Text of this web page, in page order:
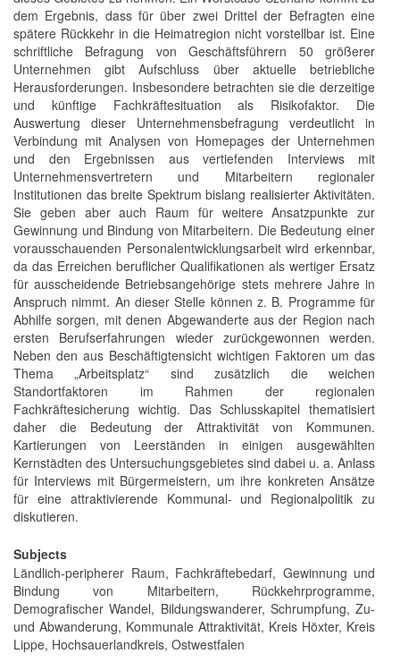
dem Ergebnis, dass für über zwei Drittel der Befragten eine
spätere Rückkehr in die Heimatregion nicht vorstellbar ist. Eine
schriftliche Befragung von Geschäftsführern 50 größerer
Unternehmen gibt Aufschluss über aktuelle betriebliche
Herausforderungen. Insbesondere betrachten sie die derzeitige
und künftige Fachkräftesituation als Risikofaktor. Die
Auswertung dieser Unternehmensbefragung verdeutlicht in
Verbindung mit Analysen von Homepages der Unternehmen
und den Ergebnissen aus vertiefenden Interviews mit
Unternehmensvertretern und Mitarbeitern regionaler
Institutionen das breite Spektrum bislang realisierter Aktivitäten.
Sie geben aber auch Raum für weitere Ansatzpunkte zur
Gewinnung und Bindung von Mitarbeitern. Die Bedeutung einer
vorausschauenden Personalentwicklungsarbeit wird erkennbar,
da das Erreichen beruflicher Qualifikationen als wertiger Ersatz
für ausscheidende Betriebsangehörige stets mehrere Jahre in
Anspruch nimmt. An dieser Stelle können z. B. Programme für
Abhilfe sorgen, mit denen Abgewanderte aus der Region nach
ersten Berufserfahrungen wieder zurückgewonnen werden.
Neben den aus Beschäftigtensicht wichtigen Faktoren um das
Thema „Arbeitsplatz“ sind zusätzlich die weichen
Standortfaktoren im Rahmen der regionalen
Fachkräftesicherung wichtig. Das Schlusskapitel thematisiert
daher die Bedeutung der Attraktivität von Kommunen.
Kartierungen von Leerständen in einigen ausgewählten
Kernstädten des Untersuchungsgebietes sind dabei u. a. Anlass
für Interviews mit Bürgermeistern, um ihre konkreten Ansätze
für eine attraktivierende Kommunal- und Regionalpolitik zu
diskutieren.
Subjects
Ländlich-peripherer Raum, Fachkräftebedarf, Gewinnung und
Bindung von Mitarbeitern, Rückkehrprogramme,
Demografischer Wandel, Bildungswanderer, Schrumpfung, Zu-
und Abwanderung, Kommunale Attraktivität, Kreis Höxter, Kreis
Lippe, Hochsauerlandkreis, Ostwestfalen